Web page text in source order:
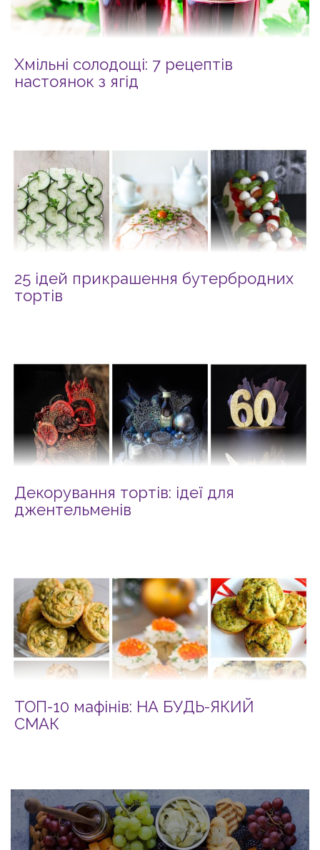
Хмільні солодощі: 7 рецептів
настоянок з ягід
25 ідей прикрашення бутербродних
тортів
Декорування тортів: ідеї для
джентельменів
ТОП-10 мафінів: НА БУДЬ-ЯКИЙ
СМАК